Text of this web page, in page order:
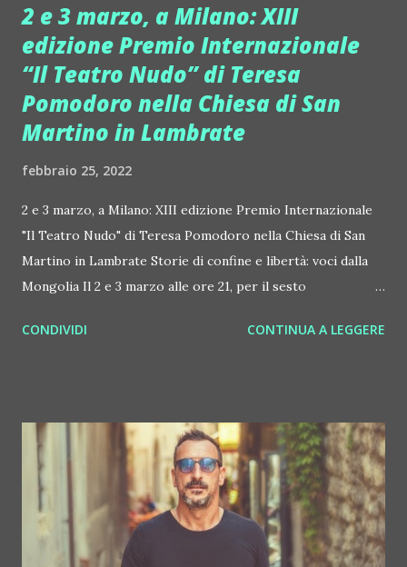
2 e 3 marzo, a Milano: XIII
edizione Premio Internazionale
“Il Teatro Nudo” di Teresa
Pomodoro nella Chiesa di San
Martino in Lambrate
febbraio 25, 2022
2 e 3 marzo, a Milano: XIII edizione Premio Internazionale
"Il Teatro Nudo" di Teresa Pomodoro nella Chiesa di San
Martino in Lambrate Storie di confine e libertà: voci dalla
Mongolia Il 2 e 3 marzo alle ore 21, per il sesto
"Il Teatro Nudo di Teresa Pomodoro" il No'hma presenta –
musicista Enkhjargal Dandarvaanchig. L'artista è
contraddistinto da un virtuosismo che trasmette
musicalmente l'armonia della propria cultura. Il No'hma
diretto da Livia Pomodoro prosegue nella sua vocazione di
portare il teatro fuori dal teatro, "disseminando" spettacoli
CONDIVIDI CONTINUA A LEGGERE